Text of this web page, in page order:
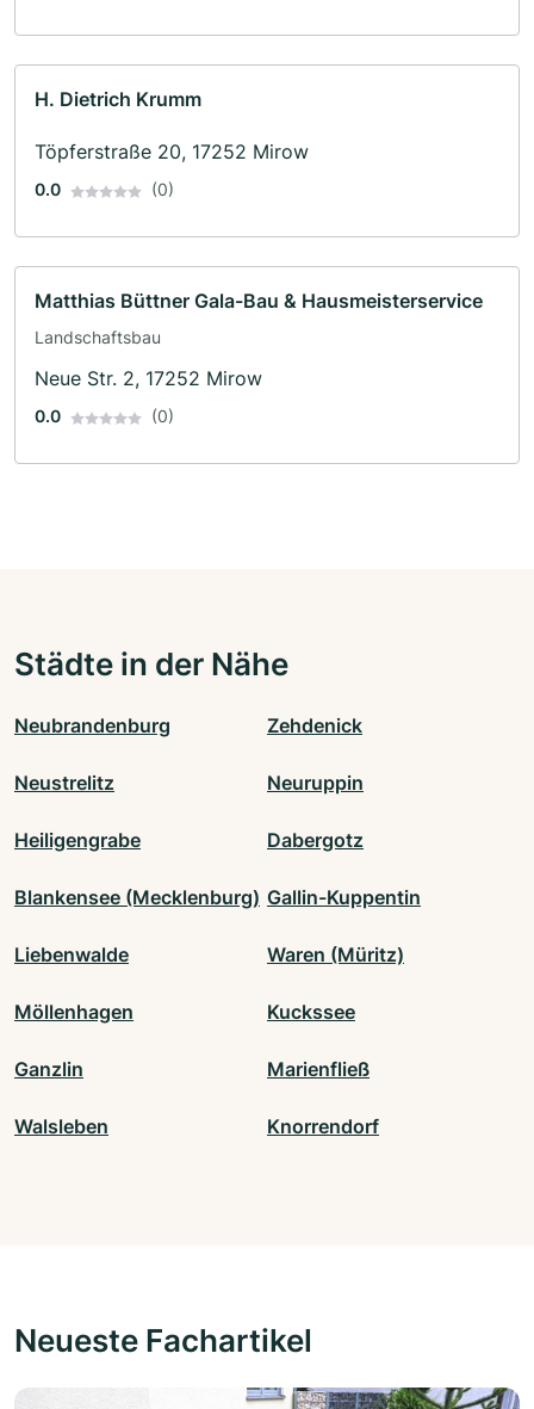
H. Dietrich Krumm
Töpferstraße 20, 17252 Mirow
0.0 (0)
Matthias Büttner Gala-Bau & Hausmeisterservice
Landschaftsbau
Neue Str. 2, 17252 Mirow
0.0 (0)
Städte in der Nähe
Neubrandenburg Zehdenick
Neustrelitz Neuruppin
Heiligengrabe Dabergotz
Blankensee (Mecklenburg) Gallin-Kuppentin
Liebenwalde Waren (Müritz)
Möllenhagen Kuckssee
Ganzlin Marienfließ
Walsleben Knorrendorf
Neueste Fachartikel